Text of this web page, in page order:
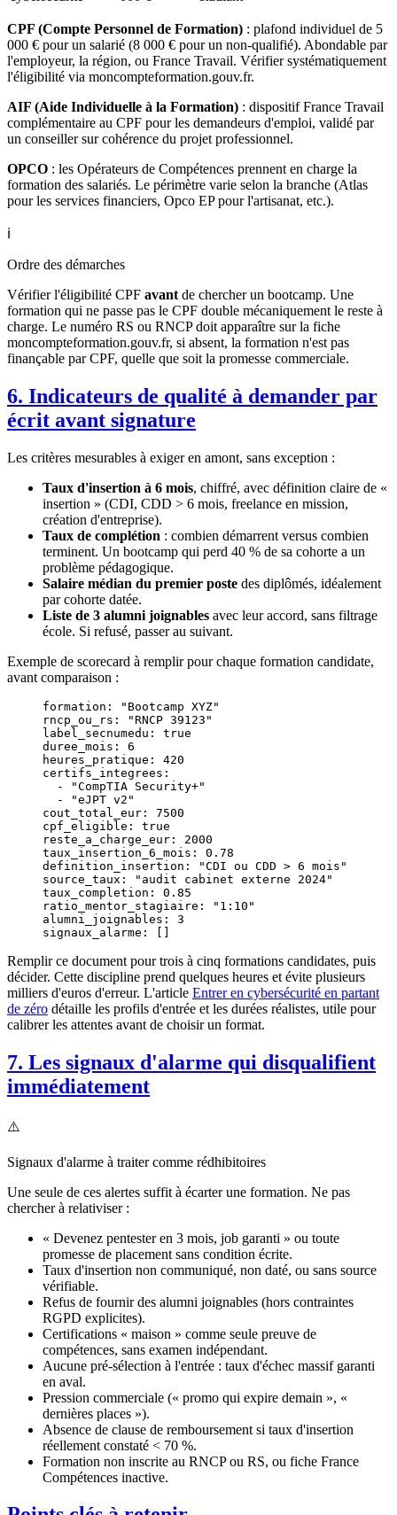
CPF (Compte Personnel de Formation) : plafond individuel de 5
000 € pour un salarié (8 000 € pour un non-qualifié). Abondable par
l'employeur, la région, ou France Travail. Vérifier systématiquement
l'éligibilité via moncompteformation.gouv.fr.
AIF (Aide Individuelle à la Formation) : dispositif France Travail
complémentaire au CPF pour les demandeurs d'emploi, validé par
un conseiller sur cohérence du projet professionnel.
OPCO : les Opérateurs de Compétences prennent en charge la
formation des salariés. Le périmètre varie selon la branche (Atlas
pour les services financiers, Opco EP pour l'artisanat, etc.).
ℹ️
Ordre des démarches
Vérifier l'éligibilité CPF avant de chercher un bootcamp. Une
formation qui ne passe pas le CPF double mécaniquement le reste à
charge. Le numéro RS ou RNCP doit apparaître sur la fiche
moncompteformation.gouv.fr, si absent, la formation n'est pas
finançable par CPF, quelle que soit la promesse commerciale.
6. Indicateurs de qualité à demander par
écrit avant signature
Les critères mesurables à exiger en amont, sans exception :
Taux d'insertion à 6 mois, chiffré, avec définition claire de «
insertion » (CDI, CDD > 6 mois, freelance en mission,
création d'entreprise).
Taux de complétion : combien démarrent versus combien
terminent. Un bootcamp qui perd 40 % de sa cohorte a un
problème pédagogique.
Salaire médian du premier poste des diplômés, idéalement
par cohorte datée.
Liste de 3 alumni joignables avec leur accord, sans filtrage
école. Si refusé, passer au suivant.
Exemple de scorecard à remplir pour chaque formation candidate,
avant comparaison :
formation :
"Bootcamp XYZ"
rncp_ou_rs :
"RNCP 39123"
label_secnumedu : true
duree_mois : 6
heures_pratique : 420
certifs_integrees :
  -
"CompTIA Security+"
  -
"eJPT v2"
cout_total_eur : 7500
cpf_eligible : true
reste_a_charge_eur : 2000
taux_insertion_6_mois : 0.78
definition_insertion :
"CDI ou CDD > 6 mois"
source_taux :
"audit cabinet externe 2024"
taux_completion : 0.85
ratio_mentor_stagiaire :
"1:10"
alumni_joignables : 3
signaux_alarme : []
Remplir ce document pour trois à cinq formations candidates, puis
décider. Cette discipline prend quelques heures et évite plusieurs
milliers d'euros d'erreur. L'article Entrer en cybersécurité en partant
de zéro détaille les profils d'entrée et les durées réalistes, utile pour
calibrer les attentes avant de choisir un format.
7. Les signaux d'alarme qui disqualifient
immédiatement
⚠️
Signaux d'alarme à traiter comme rédhibitoires
Une seule de ces alertes suffit à écarter une formation. Ne pas
chercher à relativiser :
« Devenez pentester en 3 mois, job garanti » ou toute
promesse de placement sans condition écrite.
Taux d'insertion non communiqué, non daté, ou sans source
vérifiable.
Refus de fournir des alumni joignables (hors contraintes
RGPD explicites).
Certifications « maison » comme seule preuve de
compétences, sans examen indépendant.
Aucune pré-sélection à l'entrée : taux d'échec massif garanti
en aval.
Pression commerciale (« promo qui expire demain », «
dernières places »).
Absence de clause de remboursement si taux d'insertion
réellement constaté < 70 %.
Formation non inscrite au RNCP ou RS, ou fiche France
Compétences inactive.